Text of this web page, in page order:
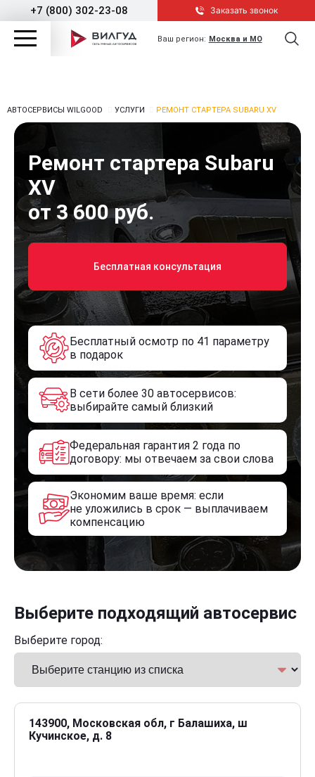
+7 (800) 302-23-08 Заказать звонок
Ваш регион: Москва и МО
АВТОСЕРВИСЫ WILGOOD УСЛУГИ РЕМОНТ СТАРТЕРА SUBARU XV
Ремонт стартера Subaru
XV
от 3 600 руб.
Бесплатная консультация
Бесплатный осмотр по 41 параметру
в подарок
В сети более 30 автосервисов:
выбирайте самый близкий
Федеральная гарантия 2 года по
договору: мы отвечаем за свои слова
Экономим ваше время: если
не уложились в срок — выплачиваем
компенсацию
Выберите подходящий автосервис
Выберите город:
143900, Московская обл, г Балашиха, ш
Кучинское, д. 8